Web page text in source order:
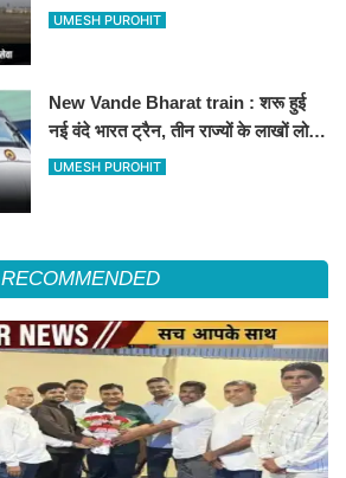
हेलीकॉप्टर सर्विस से तुरंत घायल पहुंचेगा
UMESH PUROHIT
New Vande Bharat train : शरू हुई
नई वंदे भारत ट्रैन, तीन राज्यों के लाखों लोगों
का सफर होगा आसान, देखें पूरा रूटमैप
UMESH PUROHIT
RECOMMENDED